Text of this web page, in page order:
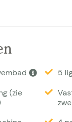
en de
automatische
De
op
5
(zie